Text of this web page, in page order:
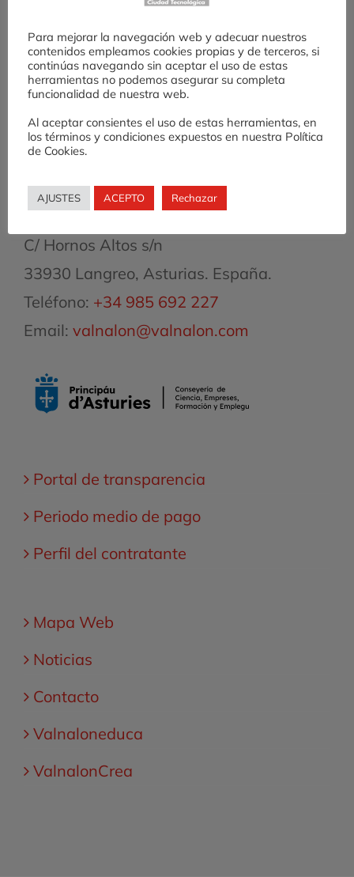
+34 985 692 227
Email:valnalon@valnalon.com
Ciudad Industrial del Valle del Nalón
S.A.U.
C/ Hornos Altos s/n
33930 Langreo, Asturias. España.
Teléfono: +34 985 692 227
Email: valnalon@valnalon.com
Portal de transparencia
Periodo medio de pago
Perfil del contratante
Mapa Web
Noticias
Contacto
Valnaloneduca
ValnalonCrea
Para mejorar la navegación web y adecuar nuestros
contenidos empleamos cookies propias y de terceros, si
continúas navegando sin aceptar el uso de estas
herramientas no podemos asegurar su completa
funcionalidad de nuestra web.
Al aceptar consientes el uso de estas herramientas, en
los términos y condiciones expuestos en nuestra Política
de Cookies.
AJUSTES ACEPTO Rechazar